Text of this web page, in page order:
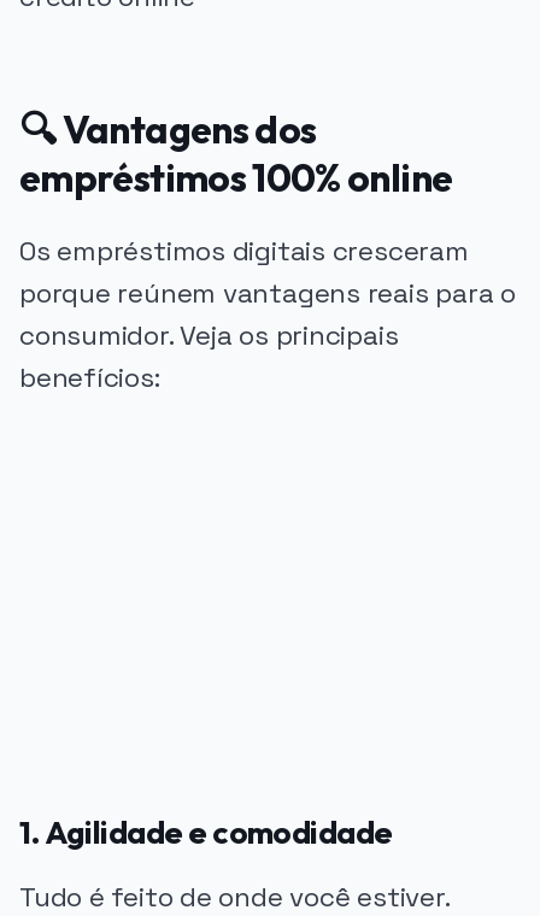
🔍 Vantagens dos
empréstimos 100% online
Os empréstimos digitais cresceram
porque reúnem vantagens reais para o
consumidor. Veja os principais
benefícios:
1. Agilidade e comodidade
Tudo é feito de onde você estiver.